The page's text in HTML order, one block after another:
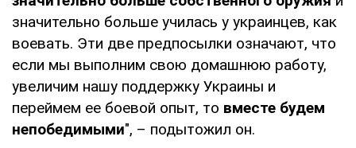
значительно больше училась у украинцев, как
воевать. Эти две предпосылки означают, что
если мы выполним свою домашнюю работу,
увеличим нашу поддержку Украины и
переймем ее боевой опыт, то вместе будем
непобедимыми", – подытожил он.